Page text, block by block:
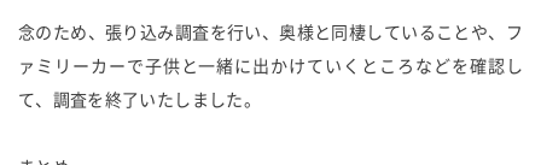
念のため、張り込み調査を行い、奥様と同棲していることや、フ
ァミリーカーで子供と一緒に出かけていくところなどを確認し
て、調査を終了いたしました。